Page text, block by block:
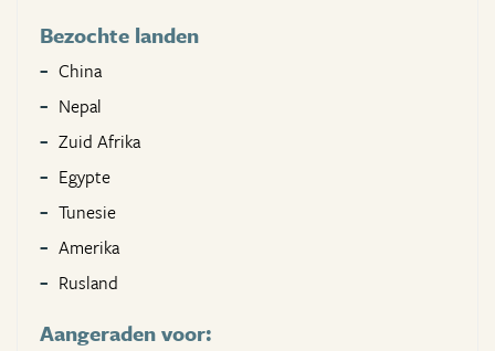
Bezochte landen
China
Nepal
Zuid Afrika
Egypte
Tunesie
Amerika
Rusland
Aangeraden voor: